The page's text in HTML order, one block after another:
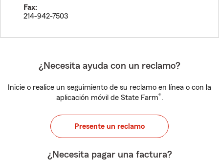
Fax:
214-942-7503
¿Necesita ayuda con un reclamo?
Inicie o realice un seguimiento de su reclamo en línea o con la
aplicación móvil de State Farm®.
Presente un reclamo
¿Necesita pagar una factura?